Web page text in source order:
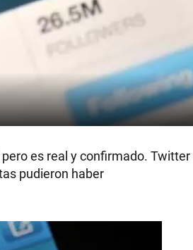
es real y confirmado.
pudieron haber